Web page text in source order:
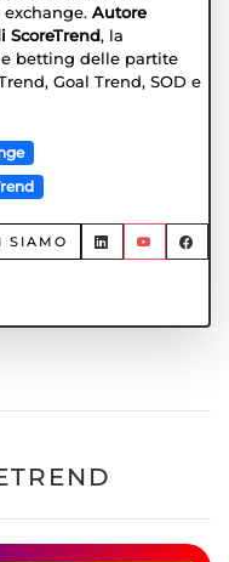
Autore
ScoreTrend, la
betting delle partite
Goal Trend, SOD e
SIAMO